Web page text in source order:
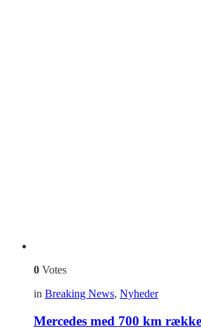
0 Votes
in Breaking News, Nyheder
Mercedes med 700 km